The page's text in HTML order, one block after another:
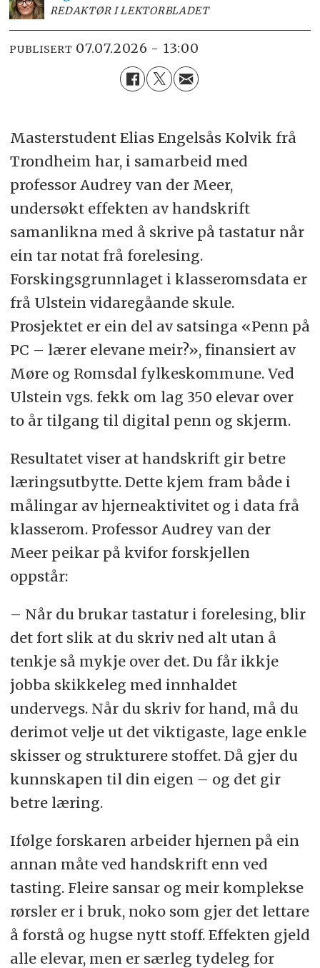
REDAKTØR I LEKTORBLADET
PUBLISERT 07.07.2026 - 13:00
Masterstudent Elias Engelsås Kolvik frå
Trondheim har, i samarbeid med
professor Audrey van der Meer,
undersøkt effekten av handskrift
samanlikna med å skrive på tastatur når
ein tar notat frå forelesing.
Forskingsgrunnlaget i klasseromsdata er
frå Ulstein vidaregåande skule.
Prosjektet er ein del av satsinga «Penn på
PC – lærer elevane meir?», finansiert av
Møre og Romsdal fylkeskommune. Ved
Ulstein vgs. fekk om lag 350 elevar over
to år tilgang til digital penn og skjerm.
Resultatet viser at handskrift gir betre
læringsutbytte. Dette kjem fram både i
målingar av hjerneaktivitet og i data frå
klasserom. Professor Audrey van der
Meer peikar på kvifor forskjellen
oppstår:
– Når du brukar tastatur i forelesing, blir
det fort slik at du skriv ned alt utan å
tenkje så mykje over det. Du får ikkje
jobba skikkeleg med innhaldet
undervegs. Når du skriv for hand, må du
derimot velje ut det viktigaste, lage enkle
skisser og strukturere stoffet. Då gjer du
kunnskapen til din eigen – og det gir
betre læring.
Ifølge forskaren arbeider hjernen på ein
annan måte ved handskrift enn ved
tasting. Fleire sansar og meir komplekse
rørsler er i bruk, noko som gjer det lettare
å forstå og hugse nytt stoff. Effekten gjeld
alle elevar, men er særleg tydeleg for